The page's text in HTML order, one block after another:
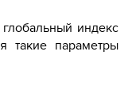
индекс
такие параметры